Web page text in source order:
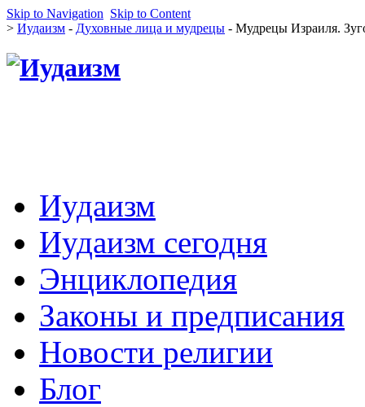
Skip to Navigation Skip to Content
> Иудаизм - Духовные лица и мудрецы - Мудрецы Израиля.
Иудаизм
Иудаизм сегодня
Энциклопедия
Законы и предписания
Новости религии
Блог